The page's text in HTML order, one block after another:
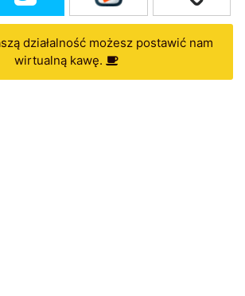
działalność możesz postawić nam
wirtualną kawę.